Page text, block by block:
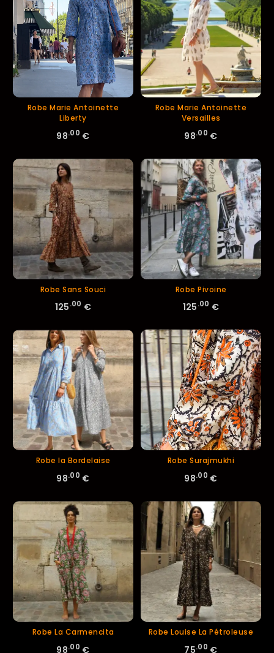
Robe Marie Antoinette
Liberty
98.00 €
Robe Marie Antoinette
Versailles
98.00 €
Robe Sans Souci
125.00 €
Robe Pivoine
125.00 €
Robe la Bordelaise
98.00 €
Robe Surajmukhi
98.00 €
Robe La Carmencita
98.00 €
Robe Louise La Pétroleuse
75.00 €